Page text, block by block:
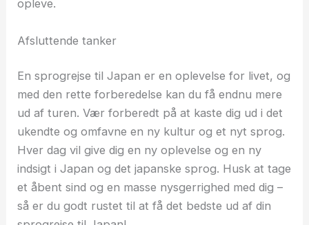
opleve.
Afsluttende tanker
En sprogrejse til Japan er en oplevelse for livet, og
med den rette forberedelse kan du få endnu mere
ud af turen. Vær forberedt på at kaste dig ud i det
ukendte og omfavne en ny kultur og et nyt sprog.
Hver dag vil give dig en ny oplevelse og en ny
indsigt i Japan og det japanske sprog. Husk at tage
et åbent sind og en masse nysgerrighed med dig –
så er du godt rustet til at få det bedste ud af din